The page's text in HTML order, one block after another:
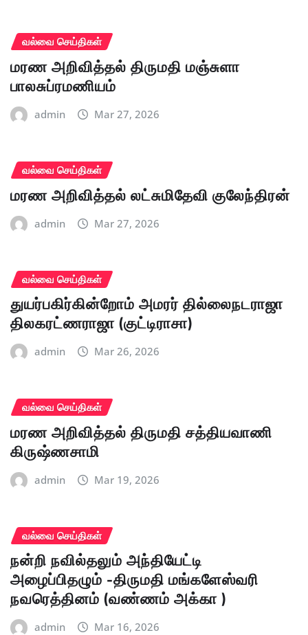
வல்வை செய்திகள்
மரண அறிவித்தல் திருமதி மஞ்சுளா
பாலசுப்ரமணியம்
admin Mar 27, 2026
வல்வை செய்திகள்
மரண அறிவித்தல் லட்சுமிதேவி குலேந்திரன்
admin Mar 27, 2026
வல்வை செய்திகள்
துயர்பகிர்கின்றோம் அமரர் தில்லைநடராஜா
திலகரட்ணராஜா (குட்டிராசா)
admin Mar 26, 2026
வல்வை செய்திகள்
மரண அறிவித்தல் திருமதி சத்தியவாணி
கிருஷ்ணசாமி
admin Mar 19, 2026
வல்வை செய்திகள்
நன்றி நவில்தலும் அந்தியேட்டி
அழைப்பிதழும் -திருமதி மங்களேஸ்வரி
நவரெத்தினம் (வண்ணம் அக்கா )
admin Mar 16, 2026